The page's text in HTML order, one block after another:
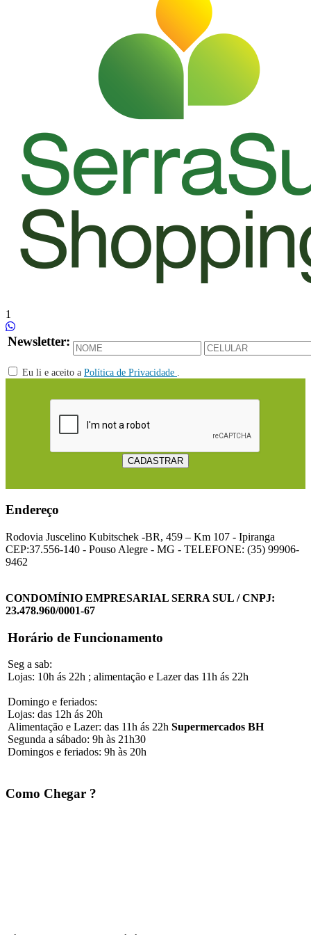
1
Newsletter:
Eu li e aceito a Política de Privacidade .
Endereço
Rodovia Juscelino Kubitschek -BR, 459 – Km 107 - Ipiranga
CEP:37.556-140 - Pouso Alegre - MG - TELEFONE: (35) 99906-
9462
CONDOMÍNIO EMPRESARIAL SERRA SUL / CNPJ:
23.478.960/0001-67
Horário de Funcionamento
Seg a sab:
Lojas: 10h ás 22h ; alimentação e Lazer das 11h ás 22h
Domingo e feriados:
Lojas: das 12h ás 20h
Alimentação e Lazer: das 11h ás 22h Supermercados BH
Segunda a sábado: 9h às 21h30
Domingos e feriados: 9h às 20h
Como Chegar ?